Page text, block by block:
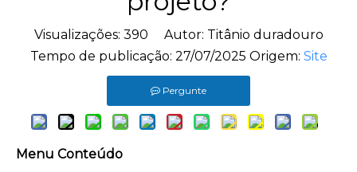
Visualizações: 390 Autor: Titânio duradouro
Tempo de publicação: 27/07/2025 Origem: Site
Pergunte
Menu Conteúdo